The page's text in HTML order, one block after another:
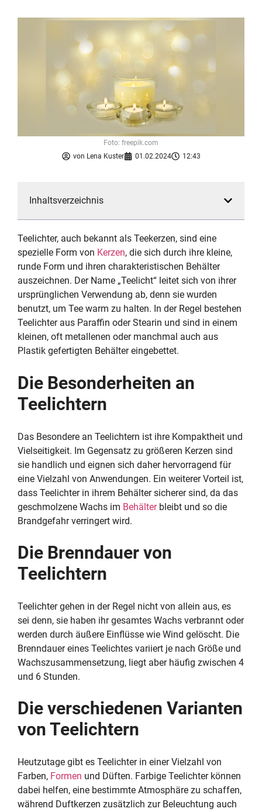
von Lena Kuster 01.02.2024 12:43
Foto: freepik.com
Inhaltsverzeichnis
Teelichter, auch bekannt als Teekerzen, sind eine
spezielle Form von Kerzen, die sich durch ihre kleine,
runde Form und ihren charakteristischen Behälter
auszeichnen. Der Name „Teelicht“ leitet sich von ihrer
ursprünglichen Verwendung ab, denn sie wurden
benutzt, um Tee warm zu halten. In der Regel bestehen
Teelichter aus Paraffin oder Stearin und sind in einem
kleinen, oft metallenen oder manchmal auch aus
Plastik gefertigten Behälter eingebettet.
Die Besonderheiten an
Teelichtern
Das Besondere an Teelichtern ist ihre Kompaktheit und
Vielseitigkeit. Im Gegensatz zu größeren Kerzen sind
sie handlich und eignen sich daher hervorragend für
eine Vielzahl von Anwendungen. Ein weiterer Vorteil ist,
dass Teelichter in ihrem Behälter sicherer sind, da das
geschmolzene Wachs im Behälter bleibt und so die
Brandgefahr verringert wird.
Die Brenndauer von
Teelichtern
Teelichter gehen in der Regel nicht von allein aus, es
sei denn, sie haben ihr gesamtes Wachs verbrannt oder
werden durch äußere Einflüsse wie Wind gelöscht. Die
Brenndauer eines Teelichtes variiert je nach Größe und
Wachszusammensetzung, liegt aber häufig zwischen 4
und 6 Stunden.
Die verschiedenen Varianten
von Teelichtern
Heutzutage gibt es Teelichter in einer Vielzahl von
Farben, Formen und Düften. Farbige Teelichter können
dabei helfen, eine bestimmte Atmosphäre zu schaffen,
während Duftkerzen zusätzlich zur Beleuchtung auch